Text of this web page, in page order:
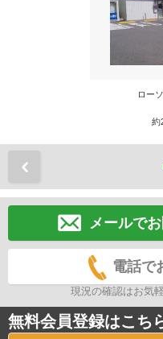
ロー
約
メールで
電話で
現況の確認はお気
無料会員登録はこち